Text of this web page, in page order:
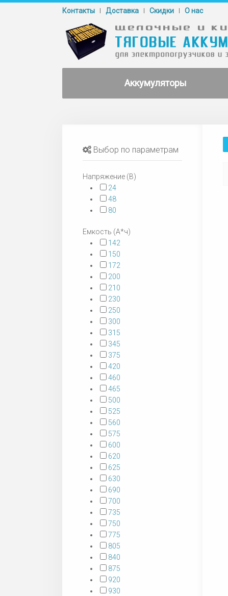
Контакты Доставка Cкидки О нас
Аккумуляторы
Выбор по параметрам
Напряжение (В)
24
48
80
Емкость (А*ч)
142
150
172
200
210
230
250
300
315
345
375
420
460
465
500
525
560
575
600
620
625
630
690
700
735
750
775
805
840
875
920
930